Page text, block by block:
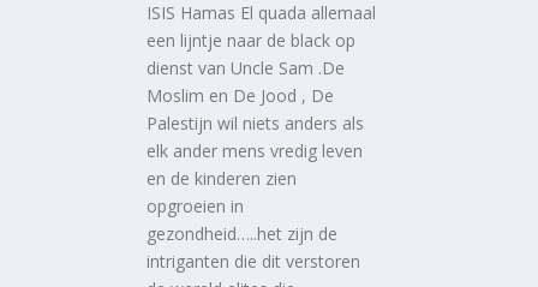
ISIS Hamas El quada allemaal
een lijntje naar de black op
dienst van Uncle Sam .De
Moslim en De Jood , De
Palestijn wil niets anders als
elk ander mens vredig leven
en de kinderen zien
opgroeien in
gezondheid…..het zijn de
intriganten die dit verstoren